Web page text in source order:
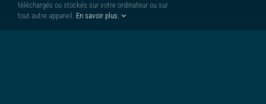
téléchargés ou stockés sur votre ordinateur ou sur
tout autre appareil. En savoir plus.